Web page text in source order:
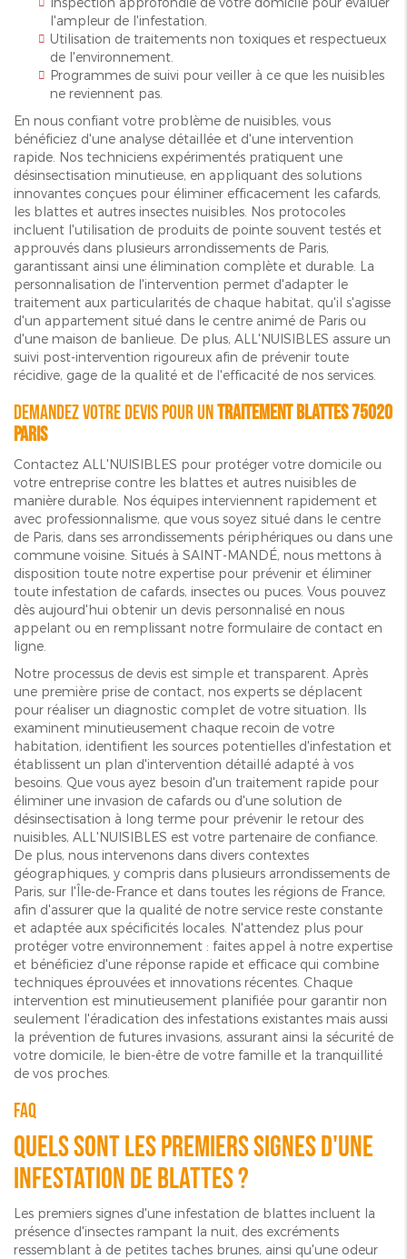
l'ampleur de l'infestation.
Utilisation de traitements non toxiques et respectueux
de l'environnement.
Programmes de suivi pour veiller à ce que les nuisibles
ne reviennent pas.
En nous confiant votre problème de nuisibles, vous
bénéficiez d'une analyse détaillée et d'une intervention
rapide. Nos techniciens expérimentés pratiquent une
désinsectisation minutieuse, en appliquant des solutions
innovantes conçues pour éliminer efficacement les cafards,
les blattes et autres insectes nuisibles. Nos protocoles
incluent l'utilisation de produits de pointe souvent testés et
approuvés dans plusieurs arrondissements de Paris,
garantissant ainsi une élimination complète et durable. La
personnalisation de l'intervention permet d'adapter le
traitement aux particularités de chaque habitat, qu'il s'agisse
d'un appartement situé dans le centre animé de Paris ou
d'une maison de banlieue. De plus, ALL'NUISIBLES assure un
suivi post-intervention rigoureux afin de prévenir toute
récidive, gage de la qualité et de l'efficacité de nos services.
Demandez votre devis pour unTraitement blattes 75020
paris
Contactez ALL'NUISIBLES pour protéger votre domicile ou
votre entreprise contre les blattes et autres nuisibles de
manière durable. Nos équipes interviennent rapidement et
avec professionnalisme, que vous soyez situé dans le centre
de Paris, dans ses arrondissements périphériques ou dans une
commune voisine. Situés à SAINT-MANDÉ, nous mettons à
disposition toute notre expertise pour prévenir et éliminer
toute infestation de cafards, insectes ou puces. Vous pouvez
dès aujourd'hui obtenir un devis personnalisé en nous
appelant ou en remplissant notre formulaire de contact en
ligne.
Notre processus de devis est simple et transparent. Après
une première prise de contact, nos experts se déplacent
pour réaliser un diagnostic complet de votre situation. Ils
examinent minutieusement chaque recoin de votre
habitation, identifient les sources potentielles d'infestation et
établissent un plan d'intervention détaillé adapté à vos
besoins. Que vous ayez besoin d'un traitement rapide pour
éliminer une invasion de cafards ou d'une solution de
désinsectisation à long terme pour prévenir le retour des
nuisibles, ALL'NUISIBLES est votre partenaire de confiance.
De plus, nous intervenons dans divers contextes
géographiques, y compris dans plusieurs arrondissements de
Paris, sur l'Île-de-France et dans toutes les régions de France,
afin d'assurer que la qualité de notre service reste constante
et adaptée aux spécificités locales. N'attendez plus pour
protéger votre environnement : faites appel à notre expertise
et bénéficiez d'une réponse rapide et efficace qui combine
techniques éprouvées et innovations récentes. Chaque
intervention est minutieusement planifiée pour garantir non
seulement l'éradication des infestations existantes mais aussi
la prévention de futures invasions, assurant ainsi la sécurité de
votre domicile, le bien-être de votre famille et la tranquillité
de vos proches.
FAQ
Quels sont les premiers signes d'une
infestation de blattes ?
Les premiers signes d'une infestation de blattes incluent la
présence d'insectes rampant la nuit, des excréments
ressemblant à de petites taches brunes, ainsi qu'une odeur